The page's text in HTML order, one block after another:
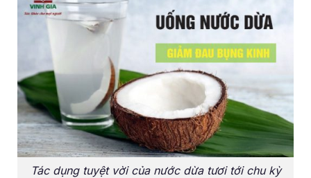
Tác dụng tuyệt vời của nước dừa tươi tới chu kỳ